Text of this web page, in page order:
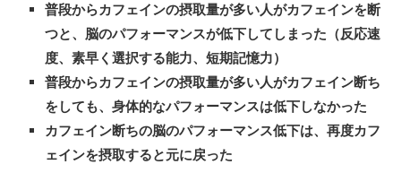
普段からカフェインの摂取量が多い人がカフェインを断
つと、脳のパフォーマンスが低下してしまった（反応速
度、素早く選択する能力、短期記憶力）
普段からカフェインの摂取量が多い人がカフェイン断ち
をしても、身体的なパフォーマンスは低下しなかった
カフェイン断ちの脳のパフォーマンス低下は、再度カフ
ェインを摂取すると元に戻った